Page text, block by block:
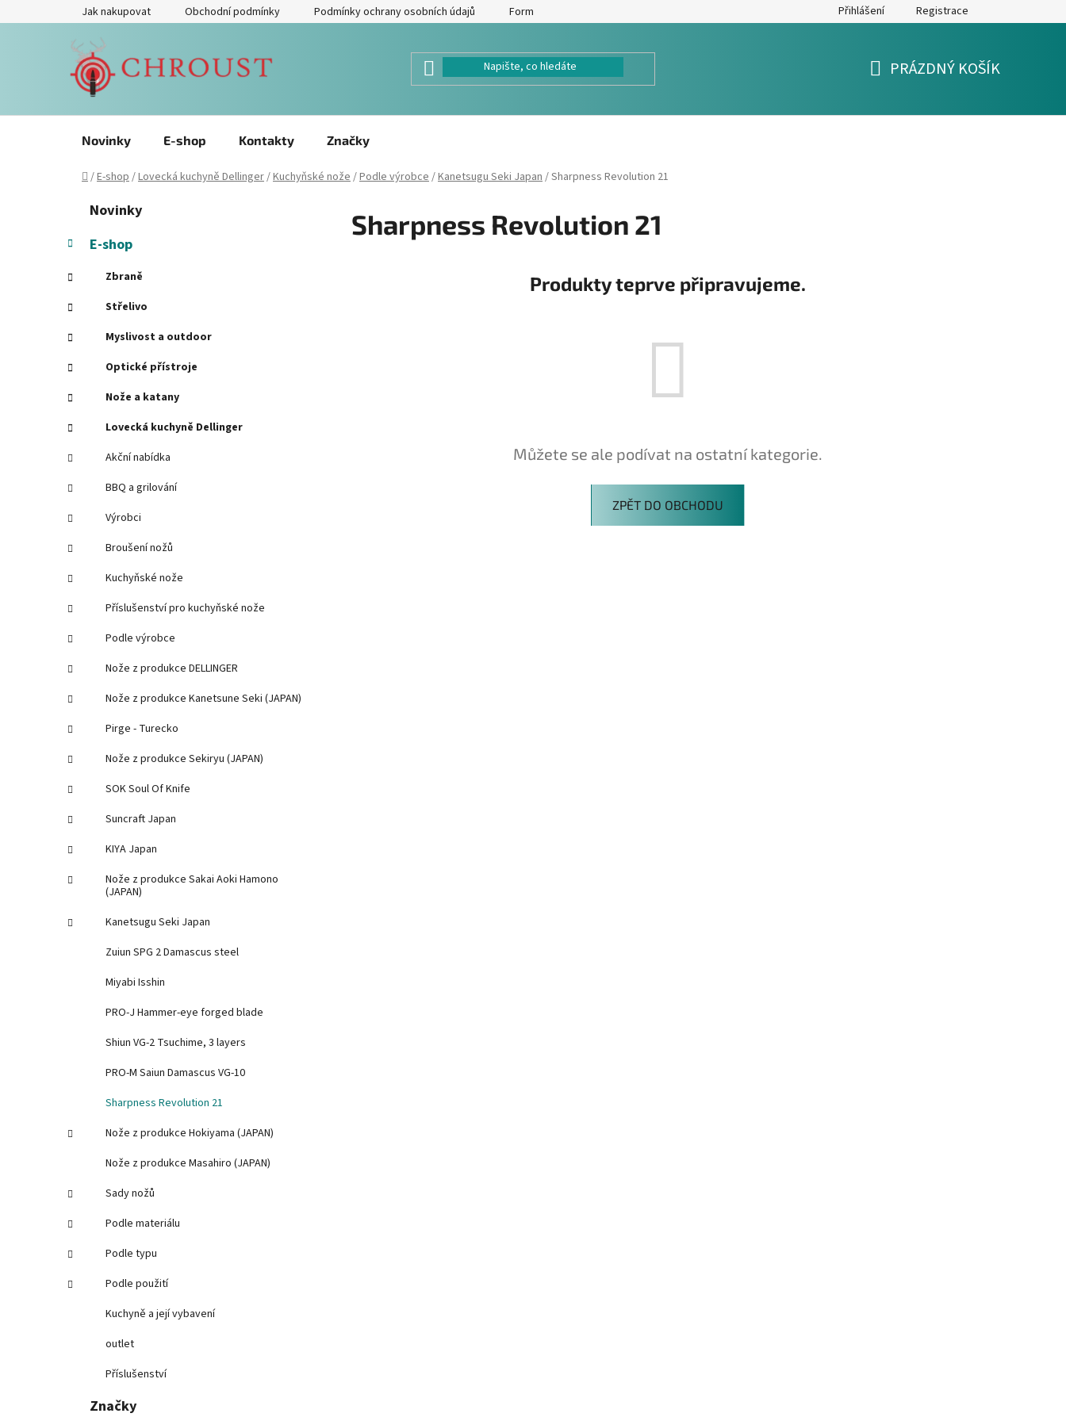
na
Jak nakupovat Obchodní podmínky Podmínky ochrany osobních údajů Formulář pro odstoupení od kupní smlouvy Formulář pro reklamaci a výměnu zboží Moje objednávka
Přihlášení Registrace
PRÁZDNÝ KOŠÍK
Novinky E-shop Kontakty Značky
Domů
/E-shop/Lovecká kuchyně Dellinger/Kuchyňské nože/Podle výrobce/Kanetsugu Seki Japan/Sharpness Revolution 21
s
r
a
n
í
p
a
n
e
kategorie
t
e
g
r
e
Novinky
E-shop
Zbraně
Střelivo
Myslivost a outdoor
Optické přístroje
Nože a katany
Lovecká kuchyně Dellinger
Akční nabídka
BBQ a grilování
Výrobci
Broušení nožů
Kuchyňské nože
Příslušenství pro kuchyňské nože
Podle výrobce
Nože z produkce DELLINGER
Nože z produkce Kanetsune Seki (JAPAN)
Pirge - Turecko
Nože z produkce Sekiryu (JAPAN)
SOK Soul Of Knife
Suncraft Japan
KIYA Japan
Nože z produkce Sakai Aoki Hamono
(JAPAN)
Kanetsugu Seki Japan
Zuiun SPG 2 Damascus steel
Miyabi Isshin
PRO-J Hammer-eye forged blade
Shiun VG-2 Tsuchime, 3 layers
PRO-M Saiun Damascus VG-10
Sharpness Revolution 21
Nože z produkce Hokiyama (JAPAN)
Nože z produkce Masahiro (JAPAN)
Sady nožů
Podle materiálu
Podle typu
Podle použití
Kuchyně a její vybavení
outlet
Příslušenství
Značky
Sharpness Revolution 21
Produkty teprve připravujeme.
Můžete se ale podívat na ostatní kategorie.
ZPĚT DO OBCHODU